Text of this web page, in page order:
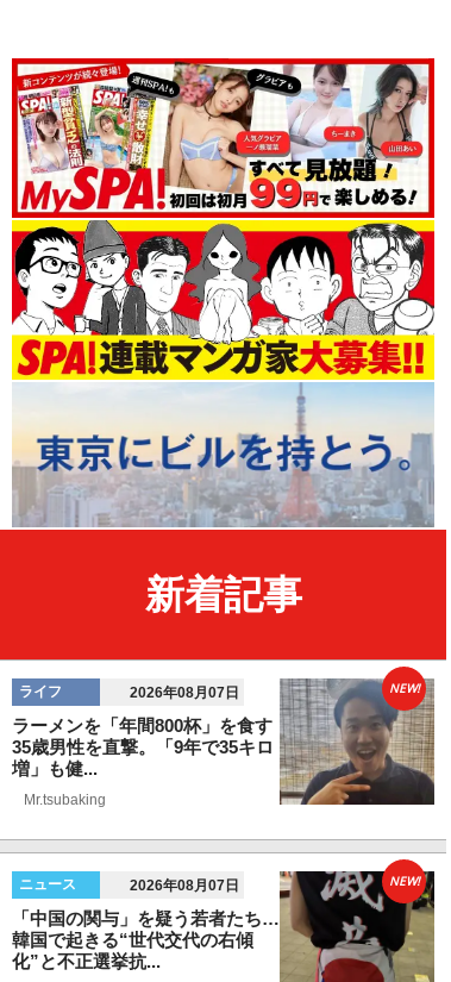
新着記事
ライフ 2026年08月07日
ラーメンを「年間800杯」を食す
35歳男性を直撃。「9年で35キロ
増」も健...
Mr.tsubaking
NEW!
ニュース 2026年08月07日
「中国の関与」を疑う若者たち…
韓国で起きる“世代交代の右傾
化”と不正選挙抗...
NEW!